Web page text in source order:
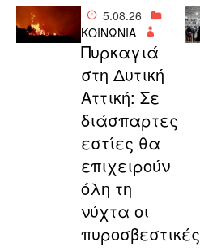
5.08.26
ΚΟΙΝΩΝΙΑ
Πυρκαγιά
στη Δυτική
Αττική: Σε
διάσπαρτες
εστίες θα
επιχειρούν
όλη τη
νύχτα οι
πυροσβεστικές